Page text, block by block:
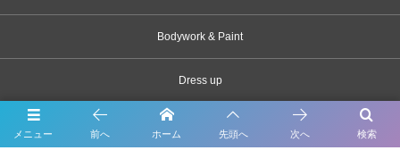
Bodywork & Paint
Dress up
Body coating
メニュー 検索
前へ ホーム 先頭へ 次へ